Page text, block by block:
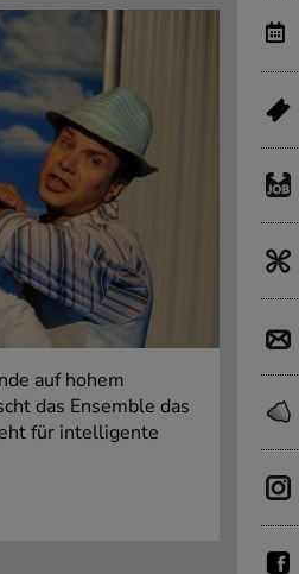
auf hohem
das Ensemble das
für intelligente